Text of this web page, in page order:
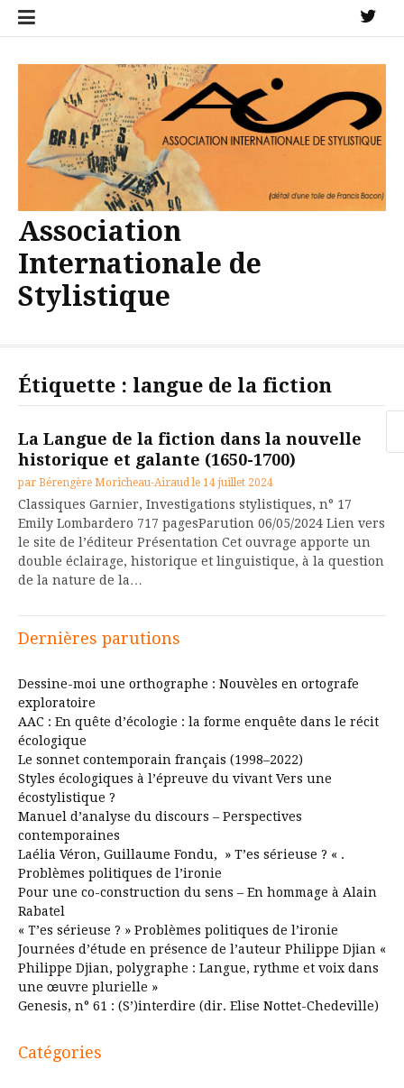
Aller
Association
Internationale de
Stylistique
Étiquette : langue de la fiction
La Langue de la fiction dans la nouvelle
historique et galante (1650-1700)
par Bérengère Moricheau-Airaud le 14 juillet 2024
Classiques Garnier, Investigations stylistiques, n° 17
Emily Lombardero 717 pagesParution 06/05/2024 Lien vers
le site de l’éditeur Présentation Cet ouvrage apporte un
double éclairage, historique et linguistique, à la question
de la nature de la…
Dernières parutions
Dessine-moi une orthographe : Nouvèles en ortografe
exploratoire
AAC : En quête d’écologie : la forme enquête dans le récit
écologique
Le sonnet contemporain français (1998–2022)
Styles écologiques à l’épreuve du vivant Vers une
écostylistique ?
Manuel d’analyse du discours – Perspectives
contemporaines
Laélia Véron, Guillaume Fondu, » T’es sérieuse ? « .
Problèmes politiques de l’ironie
Pour une co-construction du sens – En hommage à Alain
Rabatel
« T’es sérieuse ? » Problèmes politiques de l’ironie
Journées d’étude en présence de l’auteur Philippe Djian «
Philippe Djian, polygraphe : Langue, rythme et voix dans
une œuvre plurielle »
Genesis, n° 61 : (S’)interdire (dir. Elise Nottet-Chedeville)
Catégories